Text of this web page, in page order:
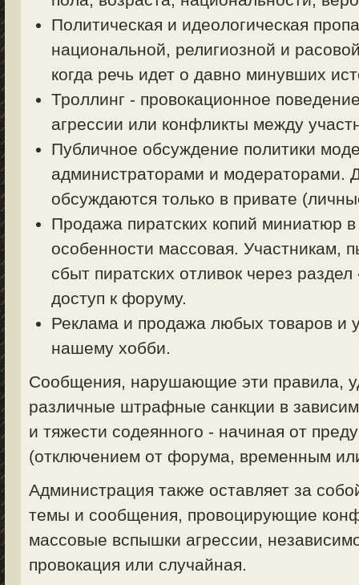
Политическая и идеологическая
национальной, религиозной и
когда речь идет о давно минувших
Троллинг - провокационное
агрессии или конфликты между
Публичное обсуждение политики
администраторами и модераторами.
обсуждаются только в привате
Продажа пиратских копий миниатюр
особенности массовая. Участникам,
сбыт пиратских отливок через
доступ к форуму.
Реклама и продажа любых товаров и
нашему хобби.
Сообщения, нарушающие эти правила,
различные штрафные санкции в
и тяжести содеянного - начиная от
(отключением от форума, временным
Администрация также оставляет за
темы и сообщения, провоцирующие
массовые вспышки агрессии,
провокация или случайная.